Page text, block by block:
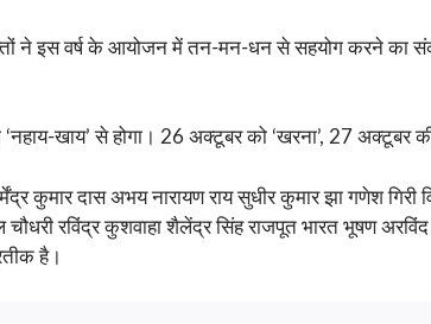
ने इस वर्ष के आयोजन में तन-मन-धन से सहयोग करने का
खाय’ से होगा। 26 अक्टूबर को ‘खरना’, 27 अक्टूबर
कुमार दास अभय नारायण राय सुधीर कुमार झा गणेश
चौधरी रविंद्र कुशवाहा शैलेंद्र सिंह राजपूत भारत भूषण
है।